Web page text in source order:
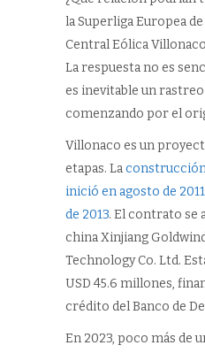
la Superliga Europea
Central Eólica
La respuesta no es
es inevitable un
comenzando por el
Villonaco es un
etapas. La
inició en agosto de
de 2013. El contrato se
china Xinjiang
Technology Co. Ltd.
USD 45.6 millones,
crédito del Banco de
En 2023, poco más de